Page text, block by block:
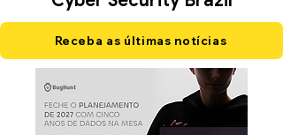
Receba as últimas notícias